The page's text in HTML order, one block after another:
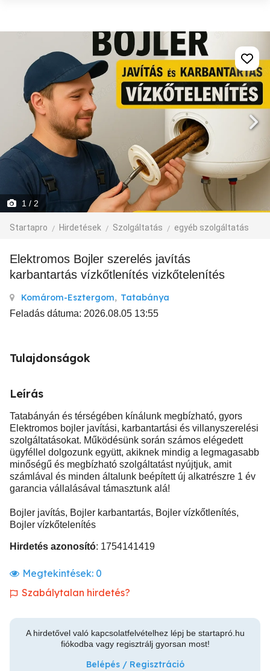
1 / 2
Startapro Hirdetések Szolgáltatás egyéb szolgáltatás
Elektromos Bojler szerelés javítás
karbantartás vízkőtlenítés vizkőtelenítés
Komárom-Esztergom, Tatabánya
Feladás dátuma: 2026.08.05 13:55
Tulajdonságok
Leírás
Tatabányán és térségében kínálunk megbízható, gyors
Elektromos bojler javítási, karbantartási és villanyszerelési
szolgáltatásokat. Működésünk során számos elégedett
ügyféllel dolgozunk együtt, akiknek mindig a legmagasabb
minőségű és megbízható szolgáltatást nyújtjuk, amit
számlával és minden általunk beépített új alkatrészre 1 év
garancia vállalásával támasztunk alá!
Bojler javítás, Bojler karbantartás, Bojler vízkőtlenítés,
Bojler vízkőtelenítés
Hirdetés azonosító: 1754141419
Megtekintések: 0
Szabálytalan hirdetés?
A hirdetővel való kapcsolatfelvételhez lépj be startapró.hu
fiókodba vagy regisztrálj gyorsan most!
Belépés / Regisztráció